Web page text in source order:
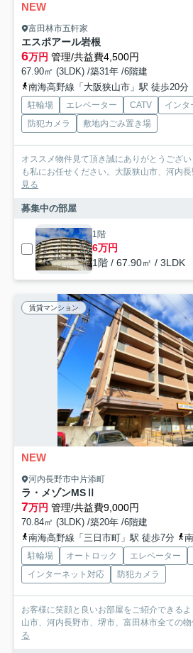
NEW
富田林市五軒家
エスポアール岩根
6万円 管理/共益費4,500円
67.90㎡ (3LDK) /築31年 /6階建
南海高野線「大阪狭山市」駅 徒歩20分
駐輪場 エレベーター CATV
インタ
防犯カメラ
敷地内ごみ置き場
オススメ物件見て頂き誠にありがとうござ
も私にお任せください。大阪狭山市、河内
見る
募集中の部屋
1階
6万円
1階 / 67.90㎡ / 3LDK
賃貸マンション
NEW
河内長野市中片添町
ラ・メゾンMSⅡ
7万円 管理/共益費9,000円
70.84㎡ (3LDK) /築20年 /6階建
南海高野線「三日市町」駅 徒歩7分
南
駐輪場 オートロック エレベーター
インターネット対応
防犯カメラ
お客様に笑顔と良いお部屋をご紹介できる
山市、河内長野市、堺市、富田林市全ての
る